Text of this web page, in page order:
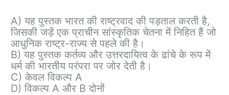
A) यह पुस्तक भारत की राष्ट्रवाद की पड़ताल करती है,
जिसकी जड़ें एक प्राचीन सांस्कृतिक चेतना में निहित हैं जो
आधुनिक राष्ट्र-राज्य से पहले की है।
B) यह पुस्तक कर्तव्य और उत्तरदायित्व के ढांचे के रूप में
धर्म की भारतीय परंपरा पर जोर देती है।
C) केवल विकल्प A
D) विकल्प A और B दोनों